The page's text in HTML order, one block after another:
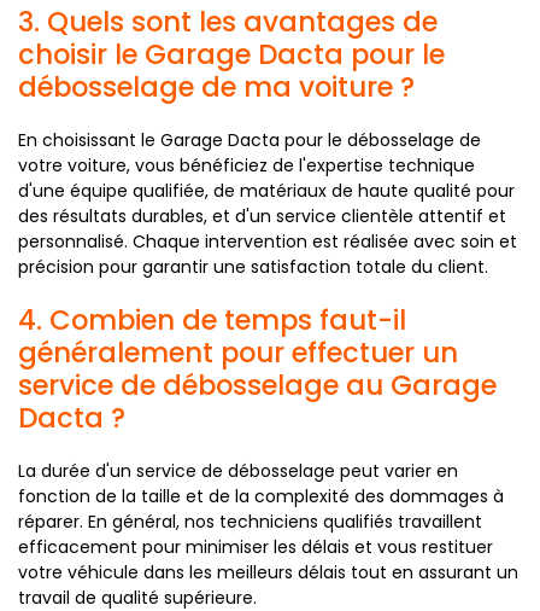
3. Quels sont les avantages de
choisir le Garage Dacta pour le
débosselage de ma voiture ?
En choisissant le Garage Dacta pour le débosselage de
votre voiture, vous bénéficiez de l'expertise technique
d'une équipe qualifiée, de matériaux de haute qualité pour
des résultats durables, et d'un service clientèle attentif et
personnalisé. Chaque intervention est réalisée avec soin et
précision pour garantir une satisfaction totale du client.
4. Combien de temps faut-il
généralement pour effectuer un
service de débosselage au Garage
Dacta ?
La durée d'un service de débosselage peut varier en
fonction de la taille et de la complexité des dommages à
réparer. En général, nos techniciens qualifiés travaillent
efficacement pour minimiser les délais et vous restituer
votre véhicule dans les meilleurs délais tout en assurant un
travail de qualité supérieure.